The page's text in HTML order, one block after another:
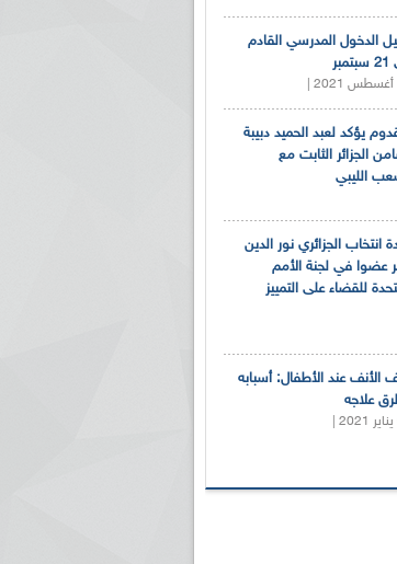
الدخول المدرسي القادم
يؤكد لعبد الحميد دبيبة
الجزائر الثابت مع
الليبي
انتخاب الجزائري نور الدين
عضوا في لجنة الأمم
للقضاء على التمييز
الأنف عند الأطفال: أسبابه
علاجه